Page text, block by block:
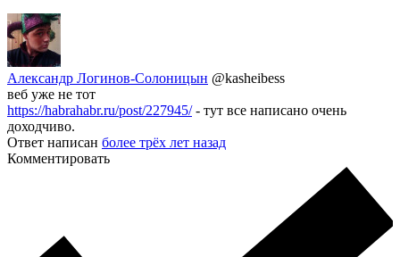
Александр Логинов-Солоницын @kasheibess
веб уже не тот
https://habrahabr.ru/post/227945/- тут все написано очень
доходчиво.
Ответ написан более трёх лет назад
Комментировать